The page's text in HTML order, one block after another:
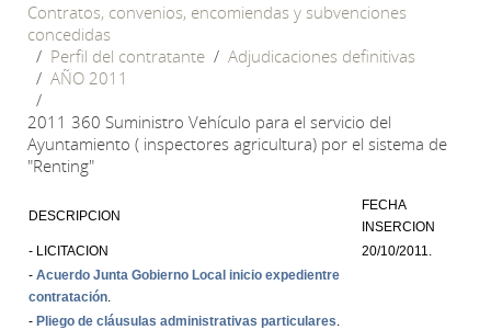
Contratos, convenios, encomiendas y subvenciones
concedidas
Perfil del contratante
Adjudicaciones definitivas
AÑO 2011
2011 360 Suministro Vehículo para el servicio del
Ayuntamiento ( inspectores agricultura) por el sistema de
"Renting"
DESCRIPCION
FECHA
INSERCION
- LICITACION
20/10/2011.
- Acuerdo Junta Gobierno Local inicio expedientre
contratación.
- Pliego de cláusulas administrativas particulares.